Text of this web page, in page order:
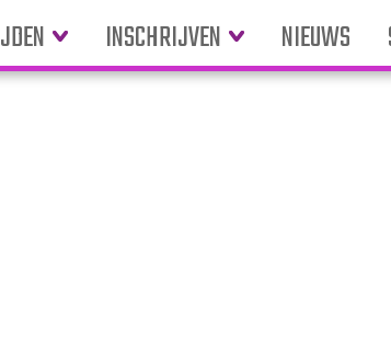
INSCHRIJVEN NIEUWS